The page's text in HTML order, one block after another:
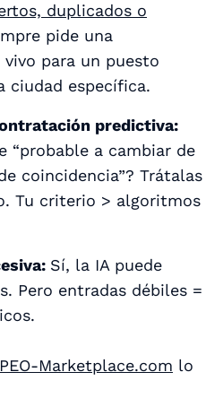
duplicados o
pide una
para un puesto
ciudad específica.
predictiva:
“probable a cambiar de
coincidencia”? Trátalas
Tu criterio > algoritmos
Sí, la IA puede
Pero entradas débiles =
PEO-Marketplace.com lo